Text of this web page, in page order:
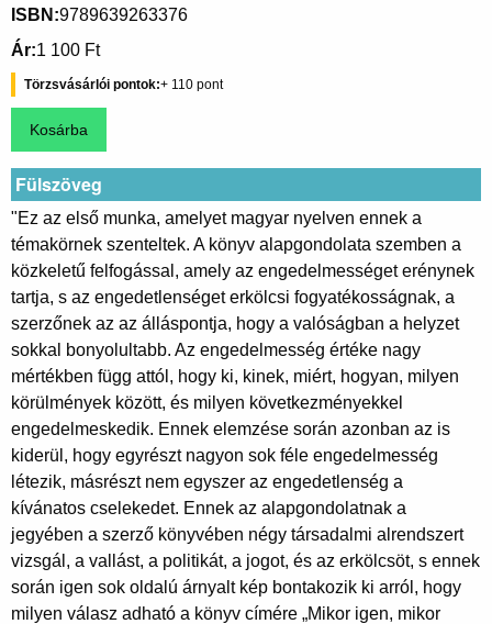
ISBN 9789639263376
Ár 1 100 Ft
Törzsvásárlói pontok 110
Fülszöveg
"Ez az első munka, amelyet magyar nyelven ennek a
témakörnek szenteltek. A könyv alapgondolata szemben a
közkeletű felfogással, amely az engedelmességet erénynek
tartja, s az engedetlenséget erkölcsi fogyatékosságnak, a
szerzőnek az az álláspontja, hogy a valóságban a helyzet
sokkal bonyolultabb. Az engedelmesség értéke nagy
mértékben függ attól, hogy ki, kinek, miért, hogyan, milyen
körülmények között, és milyen következményekkel
engedelmeskedik. Ennek elemzése során azonban az is
kiderül, hogy egyrészt nagyon sok féle engedelmesség
létezik, másrészt nem egyszer az engedetlenség a
kívánatos cselekedet. Ennek az alapgondolatnak a
jegyében a szerző könyvében négy társadalmi alrendszert
vizsgál, a vallást, a politikát, a jogot, és az erkölcsöt, s ennek
során igen sok oldalú árnyalt kép bontakozik ki arról, hogy
milyen válasz adható a könyv címére „Mikor igen, mikor